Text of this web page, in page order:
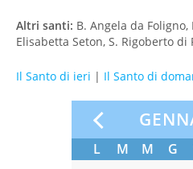
Altri santi: B. Angela da Foligno,
Elisabetta Seton, S. Rigoberto di
Il Santo di ieri | Il Santo di
L M M G